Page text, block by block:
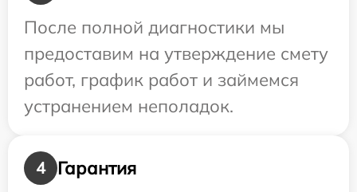
После полной диагностики мы
предоставим на утверждение смету
работ, график работ и займемся
устранением неполадок.
4
Гарантия